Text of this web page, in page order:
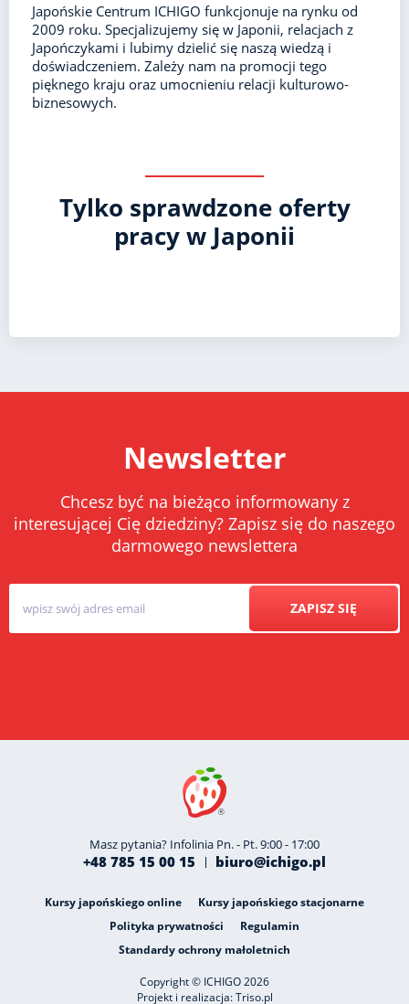
Japońskie Centrum ICHIGO funkcjonuje na rynku od
2009 roku. Specjalizujemy się w Japonii, relacjach z
Japończykami i lubimy dzielić się naszą wiedzą i
doświadczeniem. Zależy nam na promocji tego
pięknego kraju oraz umocnieniu relacji kulturowo-
biznesowych.
Tylko sprawdzone oferty
pracy w Japonii
Newsletter
Chcesz być na bieżąco informowany z
interesującej Cię dziedziny? Zapisz się do naszego
darmowego newslettera
ZAPISZ SIĘ
Masz pytania? Infolinia Pn. - Pt. 9:00 - 17:00
+48 785 15 00 15 biuro@ichigo.pl
Kursy japońskiego online
Kursy japońskiego stacjonarne
Polityka prywatności
Regulamin
Standardy ochrony małoletnich
Copyright © ICHIGO 2026
Projekt i realizacja:Triso.pl